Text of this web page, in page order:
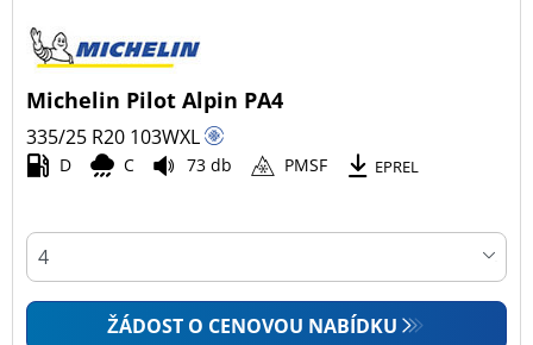
Typ vozidla
Všechny typy (1)
Osobní vůz (1)
4x4 (0)
Zemědělská technika (0)
Michelin Pilot Alpin PA4
335/25 R20 103WXL
D C 73 db PMSF EPREL
ŽÁDOST O CENOVOU NABÍDKU